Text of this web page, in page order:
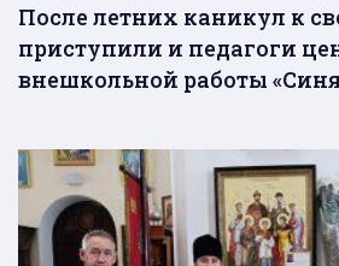
После летних каникул к
приступили и педагоги
внешкольной работы